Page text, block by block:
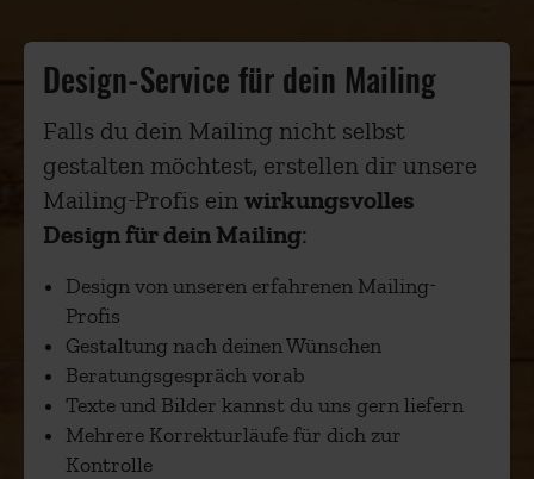
Design-Service für dein Mailing
Falls du dein Mailing nicht selbst
gestalten möchtest, erstellen dir unsere
Mailing-Profis ein wirkungsvolles
Design für dein Mailing:
Design von unseren erfahrenen Mailing-
Profis
Gestaltung nach deinen Wünschen
Beratungsgespräch vorab
Texte und Bilder kannst du uns gern liefern
Mehrere Korrekturläufe für dich zur
Kontrolle